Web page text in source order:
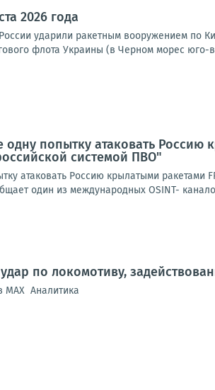
2026 года
ударили ракетным вооружением по
флота Украины (в Черном морес юго-
попытку атаковать
системой ПВО"
атаковать Россию крылатыми ракетами
один из международных OSINT-
по локомотиву,
MAX Аналитика